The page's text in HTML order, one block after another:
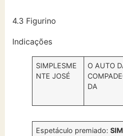
4.3 Figurino
Indicações
SIMPLESME
NTE JOSÉ
O AUTO
DA
Espetáculo premiado: